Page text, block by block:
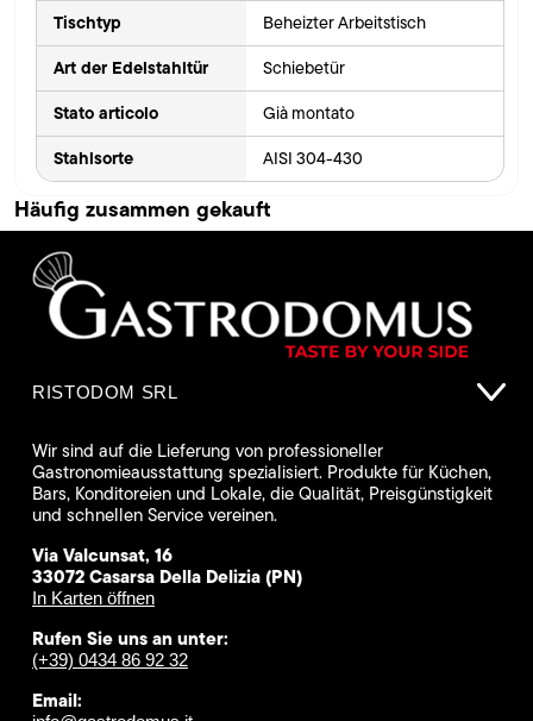
Tischtyp Beheizter Arbeitstisch
Art der Edelstahltür Schiebetür
Stato articolo Già montato
Stahlsorte AISI 304-430
Häufig zusammen gekauft
RISTODOM SRL
Wir sind auf die Lieferung von professioneller
Gastronomieausstattung spezialisiert. Produkte für Küchen,
Bars, Konditoreien und Lokale, die Qualität, Preisgünstigkeit
und schnellen Service vereinen.
Via Valcunsat, 16
33072 Casarsa Della Delizia (PN)
In Karten öffnen
Rufen Sie uns an unter:
(+39) 0434 86 92 32
Email: